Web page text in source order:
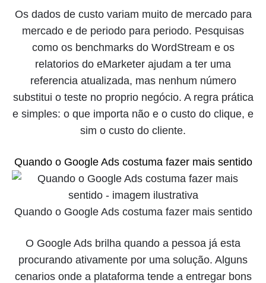
Os dados de custo variam muito de mercado para
mercado e de periodo para periodo. Pesquisas
como os benchmarks do WordStream e os
relatorios do eMarketer ajudam a ter uma
referencia atualizada, mas nenhum número
substitui o teste no proprio negócio. A regra prática
e simples: o que importa não e o custo do clique, e
sim o custo do cliente.
Quando o Google Ads costuma fazer mais sentido
Quando o Google Ads costuma fazer mais sentido
O Google Ads brilha quando a pessoa já esta
procurando ativamente por uma solução. Alguns
cenarios onde a plataforma tende a entregar bons